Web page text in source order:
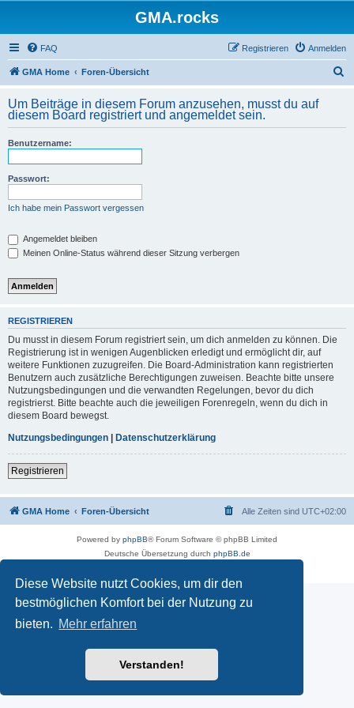
Diese Website nutzt Cookies, um dir den
bestmöglichen Komfort bei der Nutzung zu
bieten. Mehr erfahren
Verstanden!
GMA.rocks
FAQ Anmelden
Registrieren
GMA Home Foren-Übersicht
h
Um Beiträge in diesem Forum anzusehen, musst du auf
diesem Board registriert und angemeldet sein.
Benutzername:
Passwort:
Ich habe mein Passwort vergessen
Angemeldet bleiben
Meinen Online-Status während dieser Sitzung verbergen
REGISTRIEREN
Du musst in diesem Forum registriert sein, um dich anmelden zu können. Die
Registrierung ist in wenigen Augenblicken erledigt und ermöglicht dir, auf
weitere Funktionen zuzugreifen. Die Board-Administration kann registrierten
Benutzern auch zusätzliche Berechtigungen zuweisen. Beachte bitte unsere
Nutzungsbedingungen und die verwandten Regelungen, bevor du dich
registrierst. Bitte beachte auch die jeweiligen Forenregeln, wenn du dich in
diesem Board bewegst.
Nutzungsbedingungen | Datenschutzerklärung
Registrieren
GMA Home Foren-Übersicht Alle Zeiten sind UTC+02:00
Powered by phpBB® Forum Software © phpBB Limited
Deutsche Übersetzung durch phpBB.de